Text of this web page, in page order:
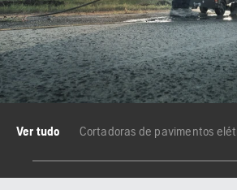
Ver tudo Cortadoras de pavimentos